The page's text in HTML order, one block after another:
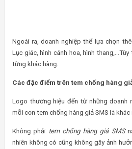
từng doanh nghiệp